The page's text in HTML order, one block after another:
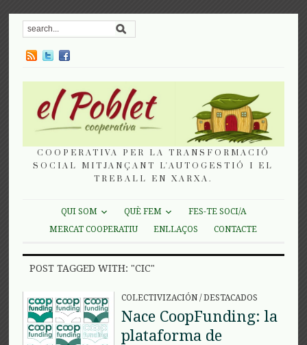
COOPERATIVA PER LA TRANSFORMACIÓ
SOCIAL MITJANÇANT L'AUTOGESTIÓ I EL
TREBALL EN XARXA.
QUI SOM QUÈ FEM
FES-TE SOCI/A
MERCAT COOPERATIU
ENLLAÇOS CONTACTE
POST TAGGED WITH: "CIC"
COLECTIVIZACIÓN/DESTACADOS
Nace CoopFunding: la
plataforma de